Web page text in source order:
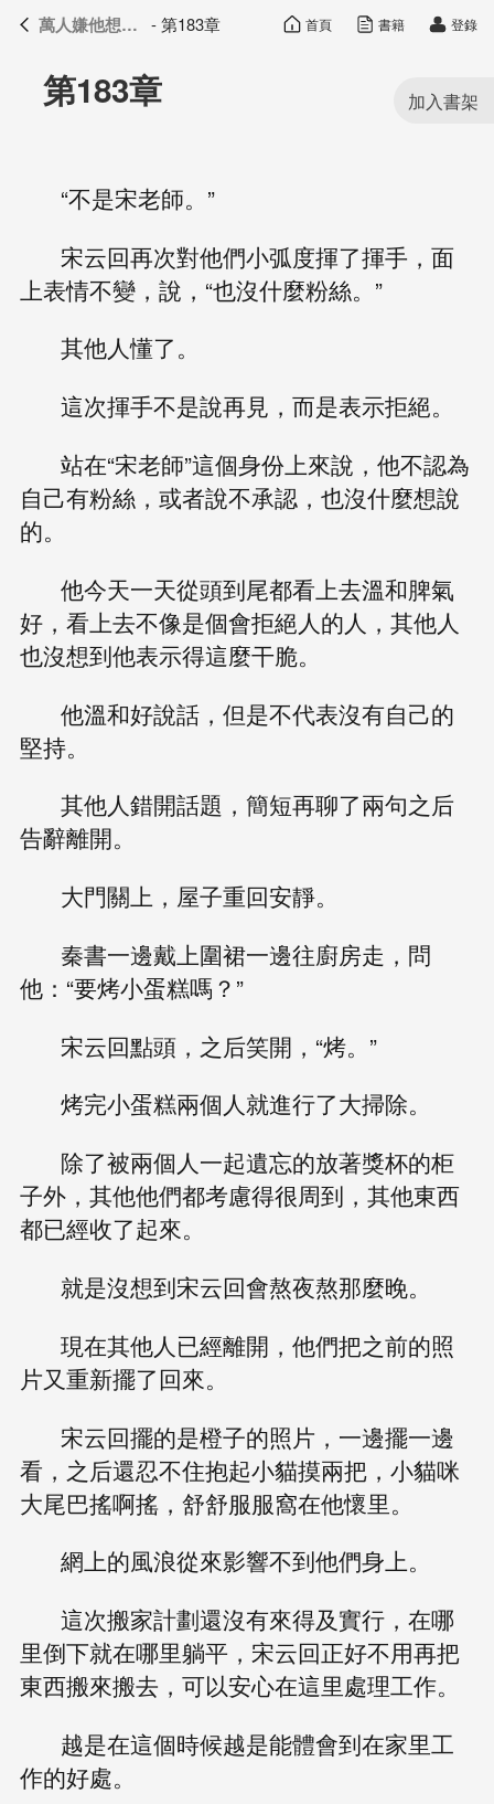
萬人嫌他想開了 目錄
第183章
“不是宋老師。”
宋云回再次對他們小弧度揮了揮手，面
上表情不變，說，“也沒什麼粉絲。”
其他人懂了。
這次揮手不是說再見，而是表示拒絕。
站在“宋老師”這個身份上來說，他不認為
自己有粉絲，或者說不承認，也沒什麼想說
的。
他今天一天從頭到尾都看上去溫和脾氣
好，看上去不像是個會拒絕人的人，其他人
也沒想到他表示得這麼干脆。
他溫和好說話，但是不代表沒有自己的
堅持。
其他人錯開話題，簡短再聊了兩句之后
告辭離開。
大門關上，屋子重回安靜。
秦書一邊戴上圍裙一邊往廚房走，問
他：“要烤小蛋糕嗎？”
宋云回點頭，之后笑開，“烤。”
烤完小蛋糕兩個人就進行了大掃除。
除了被兩個人一起遺忘的放著獎杯的柜
子外，其他他們都考慮得很周到，其他東西
都已經收了起來。
就是沒想到宋云回會熬夜熬那麼晚。
現在其他人已經離開，他們把之前的照
片又重新擺了回來。
宋云回擺的是橙子的照片，一邊擺一邊
看，之后還忍不住抱起小貓摸兩把，小貓咪
大尾巴搖啊搖，舒舒服服窩在他懷里。
網上的風浪從來影響不到他們身上。
這次搬家計劃還沒有來得及實行，在哪
里倒下就在哪里躺平，宋云回正好不用再把
東西搬來搬去，可以安心在這里處理工作。
越是在這個時候越是能體會到在家里工
作的好處。
萬人嫌他想開了 - 第183章 首頁 書籍 登錄